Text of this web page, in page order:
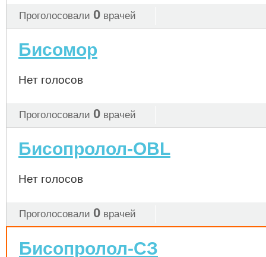
Проголосовали 0 врачей
Бисомор
Нет голосов
Проголосовали 0 врачей
Бисопролол-OBL
Нет голосов
Проголосовали 0 врачей
Бисопролол-СЗ